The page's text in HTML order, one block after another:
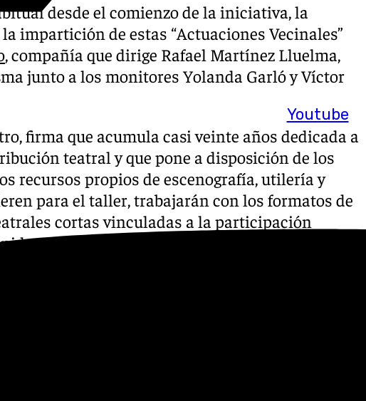
Youtube
desde el comienzo de la iniciativa, la
la impartición de estas “Actuaciones Vecinales”
, compañía que dirige Rafael Martínez Lluelma,
junto a los monitores Yolanda Garló y Víctor
firma que acumula casi veinte años dedicada a
teatral y que pone a disposición de los
recursos propios de escenografía, utilería y
para el taller, trabajarán con los formatos de
cortas vinculadas a la participación
trabajados en las sesiones.
estructura en dos bloques de contenidos, el
grupal y el segundo enfocado a la
a través del teatro. El curso abordará las